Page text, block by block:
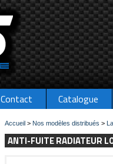
Contact Catalogue
Accueil > Nos modèles distribués >
ANTI-FUITE RADIATEUR